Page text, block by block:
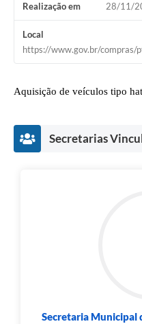
Realização em 28/11/
Local
https://www.gov.br/compras/
Aquisição de veículos tipo
Secretarias
Secretaria Municipal